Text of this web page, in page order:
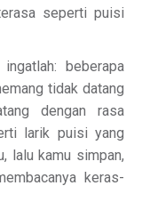
seperti puisi
beberapa
tidak datang
dengan rasa
larik puisi yang
lalu kamu simpan,
keras-